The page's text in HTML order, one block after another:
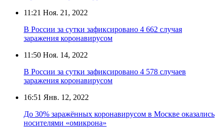
11:21 Ноя. 21, 2022
В России за сутки зафиксировано 4 662 случая
заражения коронавирусом
11:50 Ноя. 14, 2022
В России за сутки зафиксировано 4 578 случаев
заражения коронавирусом
16:51 Янв. 12, 2022
До 30% заражённых коронавирусом в Москве оказались
носителями «омикрона»